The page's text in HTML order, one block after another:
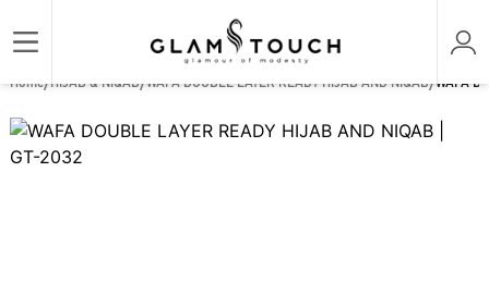
Home/HIJAB & NIQAB/WAFA DOUBLE LAYER READY HIJAB AND NIQAB/WAFA